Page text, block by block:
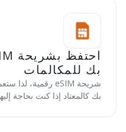
بك للمكالمات
بك كالمعتاد إذا كنت بحاجة